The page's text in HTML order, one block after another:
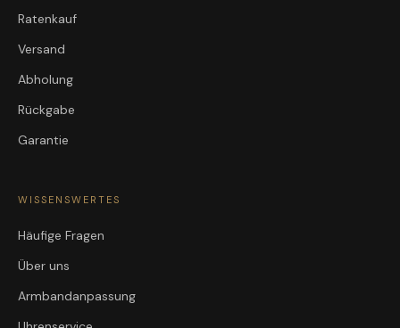
Ratenkauf
Versand
Abholung
Rückgabe
Garantie
WISSENSWERTES
Häufige Fragen
Über uns
Armbandanpassung